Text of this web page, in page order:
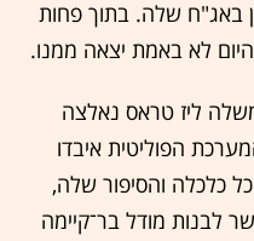
באג"ח שלה. בתוך פחות
לא באמת יצאה ממנו.
ליז טראס נאלצה
והמערכת הפוליטית איבדו
כלכלה והסיפור שלה,
לבנות מודל בר־קיימה